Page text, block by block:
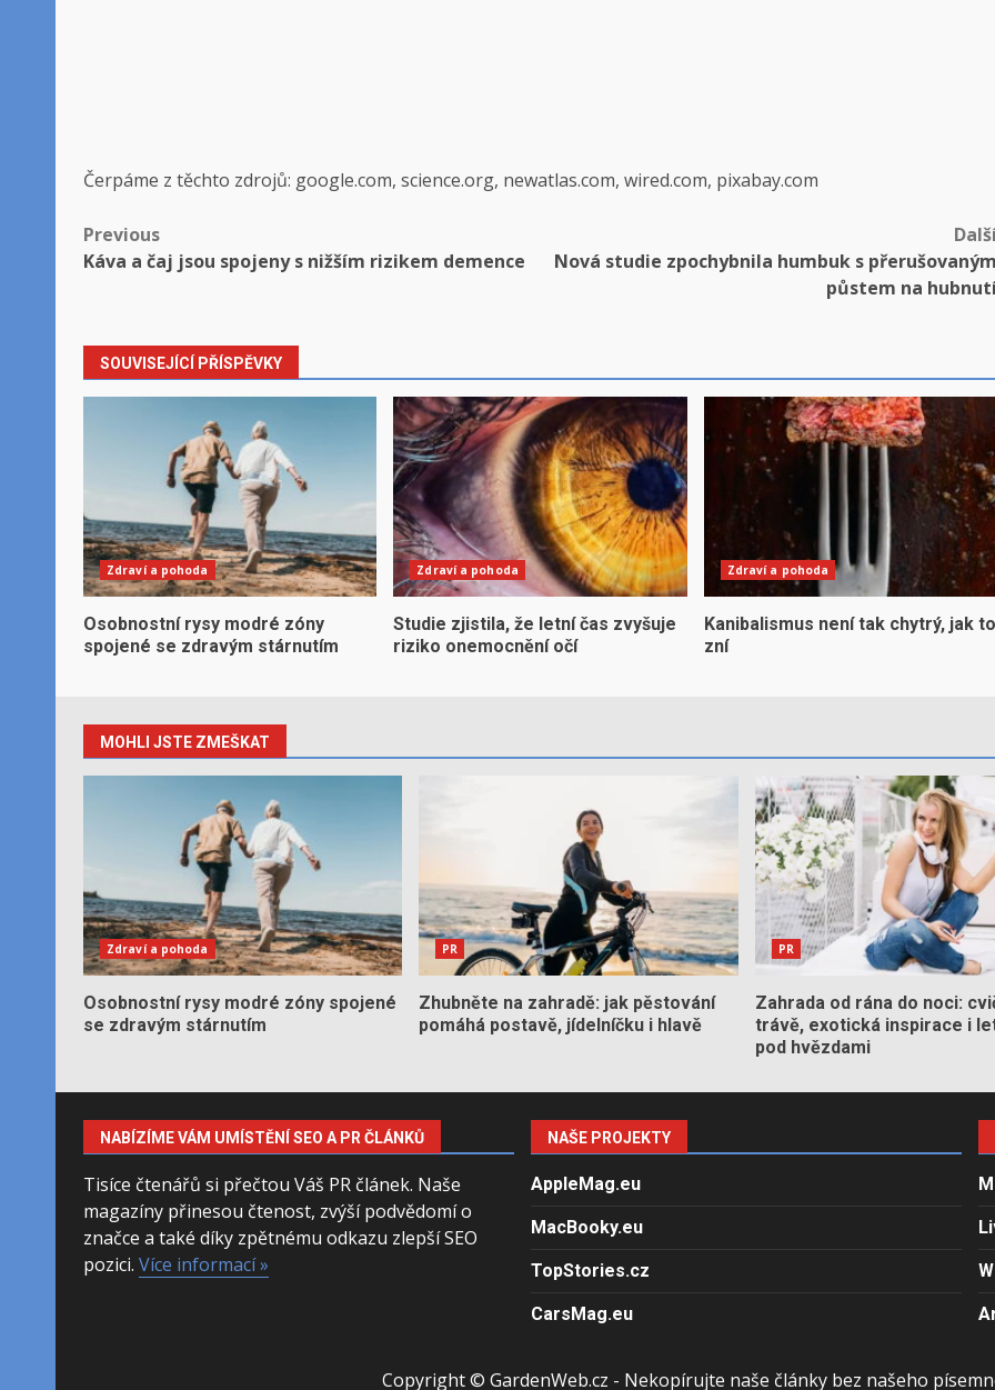
Čerpáme z těchto zdrojů: google.com, science.org, newatlas.com, wired.com, pixabay.com
Post
navigation
Previous
Káva a čaj jsou spojeny s nižším rizikem demence
Nová studie zpochybnila humbuk s
půstem na
SOUVISEJÍCÍ PŘÍSPĚVKY
Zdraví a pohoda
Osobnostní rysy modré zóny
spojené se zdravým stárnutím
Zdraví a pohoda
Studie zjistila, že letní čas zvyšuje
riziko onemocnění očí
Zdraví a pohoda
Kanibalismus není tak chytrý, jak to
zní
MOHLI JSTE ZMEŠKAT
Zdraví a pohoda
Osobnostní rysy modré zóny spojené
se zdravým stárnutím
PR
Zhubněte na zahradě: jak pěstování
pomáhá postavě, jídelníčku i hlavě
PR
Zahrada od rána do noci:
trávě, exotická inspirace i
pod hvězdami
NABÍZÍME VÁM UMÍSTĚNÍ SEO A PR ČLÁNKŮ
Tisíce čtenářů si přečtou Váš PR článek. Naše
magazíny přinesou čtenost, zvýší podvědomí o
značce a také díky zpětnému odkazu zlepší SEO
pozici. Více informací »
NAŠE PROJEKTY
AppleMag.eu
MacBooky.eu
TopStories.cz
CarsMag.eu
Copyright © GardenWeb.cz - Nekopírujte naše články bez našeho